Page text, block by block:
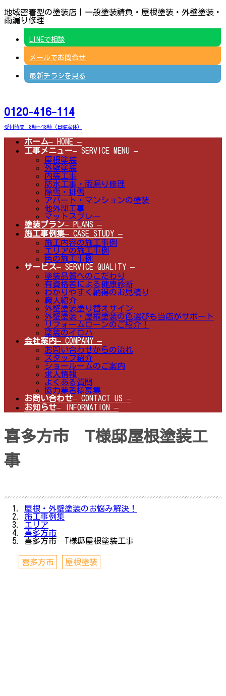
コ
ン
ナ
ビ
地域密着型の塗装店｜一般塗装請負・屋根塗装・外壁塗装・
雨漏り修理
LINEで相談
メールでお問合せ
最新チラシを見る
0120-416-114
受付時間 8時～18時（日曜定休）
ホーム– HOME –
工事メニュー– SERVICE MENU –
屋根塗装
外壁塗装
内装工事
防水工事・雨漏り修理
除雪・排雪
アパート・マンションの塗装
他外部工事
マットスプレー
塗装プラン– PLANS –
施工事例集– CASE STUDY –
施工内容の施工事例
エリアの施工事例
色の施工事例
サービス– SERVICE QUALITY –
塗装品質へのこだわり
有資格者による健康診断
わかりやすく納得のお見積り
職人紹介
外壁塗装塗り替えサイン
外壁塗装・屋根塗装の色選びも当店がサポート
リフォームローンのご紹介！
塗装のイロハ
会社案内– COMPANY –
お問い合わせからの流れ
スタッフ紹介
ショールームのご案内
求人情報
よくある質問
協力業者様募集
お問い合わせ– CONTACT US –
お知らせ– INFORMATION –
喜多方市 T様邸屋根塗装工
事
屋根・外壁塗装のお悩み解決！
施工事例集
エリア
喜多方市
喜多方市 T様邸屋根塗装工事
喜多方市 屋根塗装